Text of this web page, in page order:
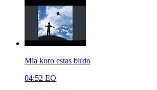
Mia koro estas birdo
04:52 EO